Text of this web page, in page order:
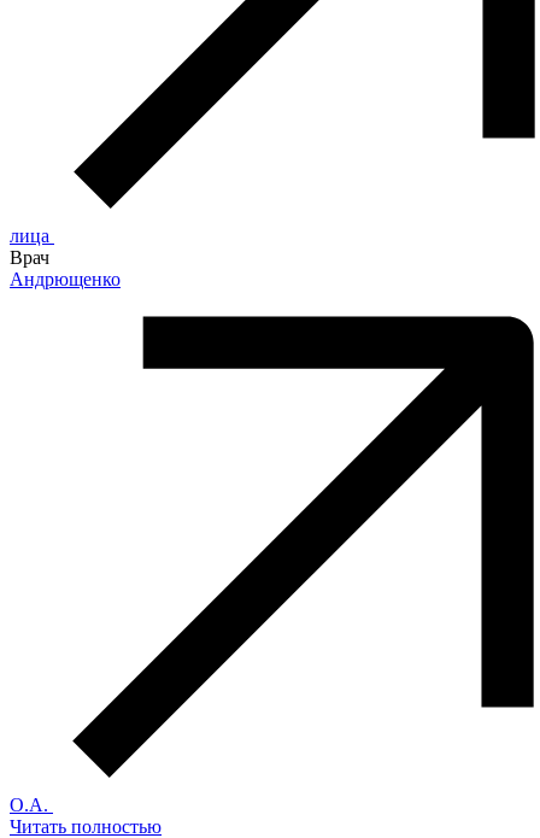
лица
Врач
Андрющенко
О.А.
Читать полностью